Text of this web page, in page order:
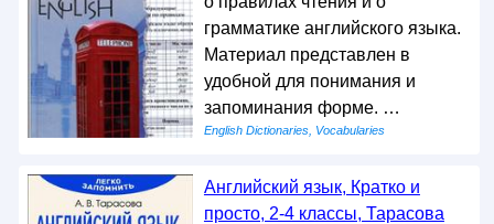
грамматике английского языка.
Материал представлен в
удобной для понимания и
запоминания форме. …
English Dictionaries, Vocabularies
Английский язык, Кратко и
просто, 2-4 классы, Тарасова